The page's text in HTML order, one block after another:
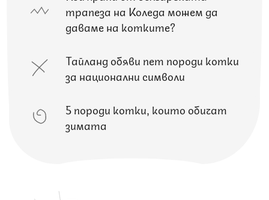
трапеза на Коледа можем да
даваме на котките?
Тайланд обяви пет породи котки
за национални символи
5 породи котки, които обичат
зимата